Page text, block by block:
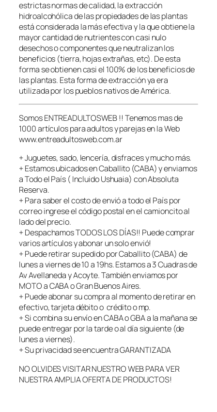
a
n
t
e
S
e
x
u
a
l
M
a
s
u
l
i
n
o
c
a
n
t
i
d
a
d
estrictas normas de calidad, la extracción
hidroalcohólica de las propiedades de las plantas
está considerada la más efectiva y la que obtiene la
mayor cantidad de nutrientes con casi nulo
desechos o componentes que neutralizan los
beneficios (tierra, hojas extrañas, etc). De esta
forma se obtienen casi el 100% de los beneficios de
las plantas. Esta forma de extracción ya era
utilizada por los pueblos nativos de América.
Somos ENTREADULTOSWEB !! Tenemos mas de
1000 artículos para adultos y parejas en la Web
www.entreadultosweb.com.ar
+ Juguetes, sado, lencería, disfraces y mucho más.
+ Estamos ubicados en Caballito (CABA) y enviamos
a Todo el País ( Incluido Ushuaia) con Absoluta
Reserva.
+ Para saber el costo de envió a todo el País por
correo ingrese el código postal en el camioncito al
lado del precio.
+ Despachamos TODOS LOS DÍAS!! Puede comprar
varios artículos y abonar un solo envió!
+ Puede retirar su pedido por Caballito (CABA) de
lunes a viernes de 10 a 19hs. Estamos a 3 Cuadras de
Av Avellaneda y Acoyte. También enviamos por
MOTO a CABA o Gran Buenos Aires.
+ Puede abonar su compra al momento de retirar en
efectivo, tarjeta débito o crédito o mp.
+ Si combina su envío en CABA o GBA a la mañana se
puede entregar por la tarde o al día siguiente (de
lunes a viernes).
+ Su privacidad se encuentra GARANTIZADA
NO OLVIDES VISITAR NUESTRO WEB PARA VER
NUESTRA AMPLIA OFERTA DE PRODUCTOS!